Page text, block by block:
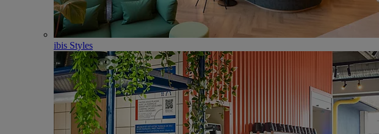
ibis Styles